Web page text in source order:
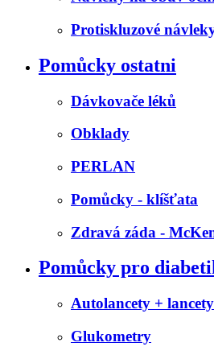
Protiskluzové
Pomůcky ostatni
Dávkovače léků
Obklady
PERLAN
Pomůcky - klíšťata
Zdravá záda -
Pomůcky pro
Autolancety + lancety
Glukometry